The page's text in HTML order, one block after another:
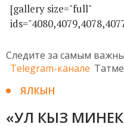
[gallery size="full"
Следите за самым
Telegram-канале
ЯЛКЫН
«УЛ КЫЗ